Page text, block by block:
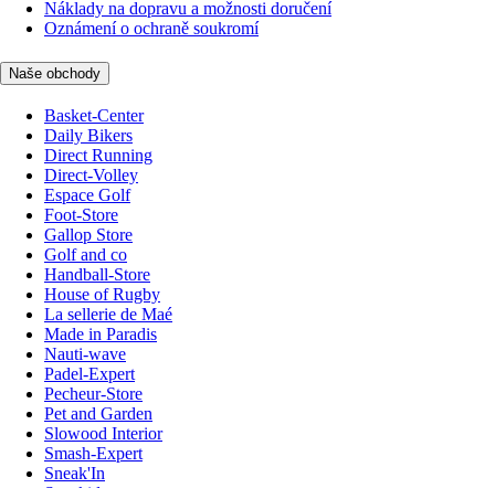
Náklady na dopravu a možnosti doručení
Oznámení o ochraně soukromí
Naše obchody
Basket-Center
Daily Bikers
Direct Running
Direct-Volley
Espace Golf
Foot-Store
Gallop Store
Golf and co
Handball-Store
House of Rugby
La sellerie de Maé
Made in Paradis
Nauti-wave
Padel-Expert
Pecheur-Store
Pet and Garden
Slowood Interior
Smash-Expert
Sneak'In